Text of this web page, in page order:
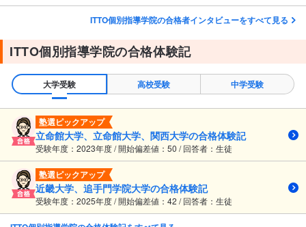
ITTO個別指導学院の合格者インタビューをすべて見る
ITTO個別指導学院の合格体験記
大学受験 高校受験 中学受験
塾選ピックアップ
立命館大学、立命館大学、関西大学の合格体験記
受験年度：2023年度 / 開始偏差値：50 / 回答者：生徒
塾選ピックアップ
近畿大学、追手門学院大学の合格体験記
受験年度：2025年度 / 開始偏差値：42 / 回答者：生徒